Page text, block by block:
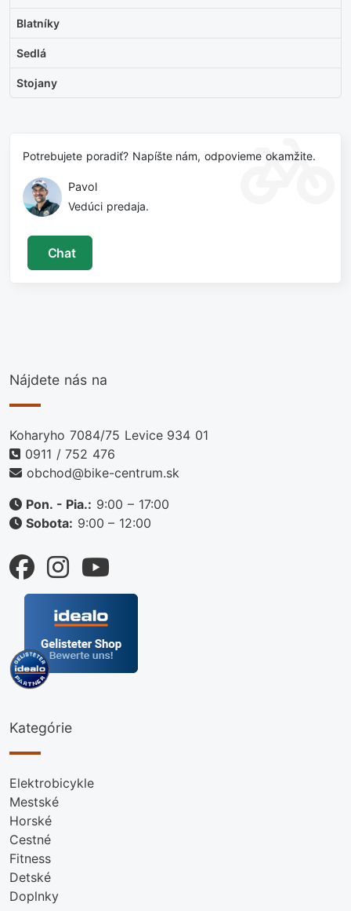
Blatníky
Sedlá
Stojany
Potrebujete poradiť? Napíšte nám, odpovieme okamžite.
Pavol
Vedúci predaja.
Chat
Nájdete nás na
Koharyho 7084/75 Levice 934 01
0911 / 752 476
obchod@bike-centrum.sk
Pon. - Pia.: 9:00 – 17:00
Sobota: 9:00 – 12:00
Kategórie
Elektrobicykle
Mestské
Horské
Cestné
Fitness
Detské
Doplnky